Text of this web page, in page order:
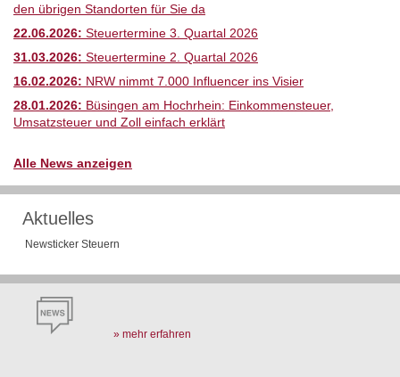
den übrigen Standorten für Sie da
22.06.2026: Steuertermine 3. Quartal 2026
31.03.2026: Steuertermine 2. Quartal 2026
16.02.2026: NRW nimmt 7.000 Influencer ins Visier
28.01.2026: Büsingen am Hochrhein: Einkommensteuer,
Umsatzsteuer und Zoll einfach erklärt
Alle News anzeigen
Aktuelles
Newsticker Steuern
» mehr erfahren